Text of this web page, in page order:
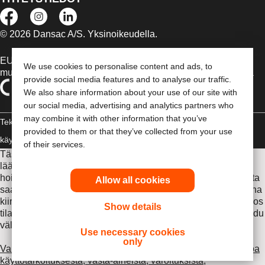
We use cookies to personalise content and ads, to
provide social media features and to analyse our traffic.
We also share information about your use of our site with
our social media, advertising and analytics partners who
may combine it with other information that you’ve
provided to them or that they’ve collected from your use
of their services.
Allow all cookies
Show details
Use necessary cookies
only
© 2026 Dansac A/S. Yksinoikeudella.
EU:n alueella myytävät lääkinnälliset laitteet on tapauksen
mukaan merkitty jommallakummalla seuraavista symboleista
Tekijänoikeudelliset tiedot /
käyttäjäehdot
Vaatimustenmukaisuusvakuutus
Tässä sivustossa esitettyjä tietoja ei ole tarkoitettu
lääketieteelliseksi neuvonnaksi eikä korvaamaan sinua
hoitavalta lääkäriltä tai muilta terveydenhuollon ammattilaisilta
saamiasi ohjeita. Tämän sivuston tietoja ei saa käyttää ohjeina
kiireellistä lääketieteellistä hoitoa edellyttävissä tilanteissa. Jos
tilanteesi edellyttää kiireellistä lääketieteellistä hoitoa, hakeudu
välittömästi lääkäriin.
Varmista, että luet ennen käyttöä Käyttöohjeen, jossa on tietoa
käyttötarkoituksesta, vasta-aiheista, varoituksista,